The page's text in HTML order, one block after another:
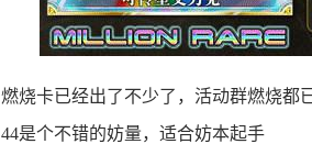
燃烧卡已经出了不少了，活动群燃烧都
44是个不错的妨量，适合妨本起手